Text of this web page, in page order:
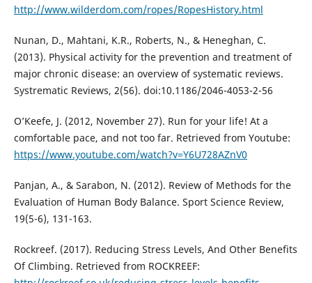
http://www.wilderdom.com/ropes/RopesHistory.html
Nunan, D., Mahtani, K.R., Roberts, N., & Heneghan, C.
(2013). Physical activity for the prevention and treatment of
major chronic disease: an overview of systematic reviews.
Systrematic Reviews, 2(56). doi:10.1186/2046-4053-2-56
O’Keefe, J. (2012, November 27). Run for your life! At a
comfortable pace, and not too far. Retrieved from Youtube:
https://www.youtube.com/watch?v=Y6U728AZnV0
Panjan, A., & Sarabon, N. (2012). Review of Methods for the
Evaluation of Human Body Balance. Sport Science Review,
19(5-6), 131-163.
Rockreef. (2017). Reducing Stress Levels, And Other Benefits
Of Climbing. Retrieved from ROCKREEF: